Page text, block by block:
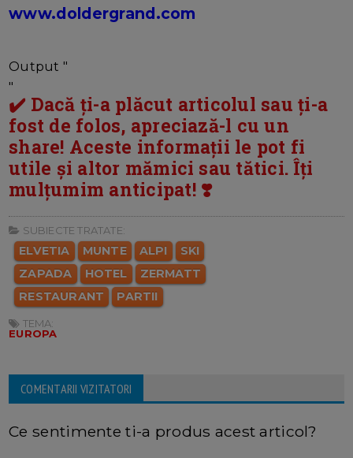
www.doldergrand.com
Output "
"
✔️ Dacă ți-a plăcut articolul sau ți-a
fost de folos, apreciază-l cu un
share! Aceste informații le pot fi
utile și altor mămici sau tătici. Îți
mulțumim anticipat! ❣️
SUBIECTE TRATATE:
ELVETIA MUNTE ALPI
SKI
ZAPADA
HOTEL
ZERMATT
RESTAURANT
PARTII
TEMA:
EUROPA
COMENTARII VIZITATORI
Ce sentimente ti-a produs acest articol?